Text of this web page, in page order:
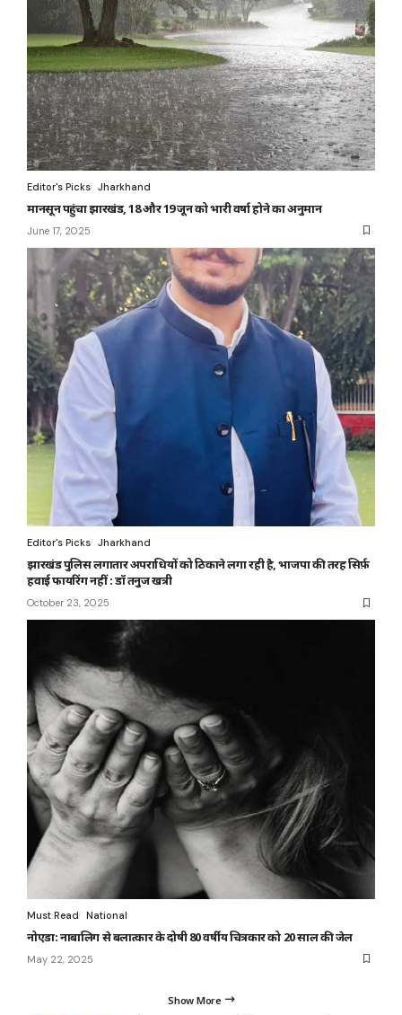
Editor's Picks Jharkhand
मानसून पहुंचा झारखंड, 18 और 19 जून को भारी वर्षा होने का अनुमान
June 17, 2025
Editor's Picks Jharkhand
झारखंड पुलिस लगातार अपराधियों को ठिकाने लगा रही है, भाजपा की तरह सिर्फ़
हवाई फायरिंग नहीं : डॉ तनुज खत्री
October 23, 2025
Must Read National
नोएडा: नाबालिग से बलात्कार के दोषी 80 वर्षीय चित्रकार को 20 साल की जेल
May 22, 2025
Show More